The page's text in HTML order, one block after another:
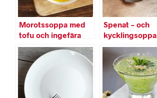
Morotssoppa med
tofu och ingefära
Spenat – och
kycklingsoppa